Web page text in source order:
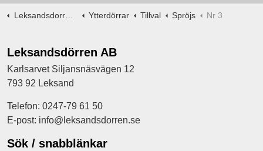
Leksandsdorren.se Ytterdörrar Tillval Spröjs Nr 3
Leksandsdörren AB
Karlsarvet Siljansnäsvägen 12
793 92 Leksand
Telefon: 0247-79 61 50
E-post: info@leksandsdorren.se
Sök / snabblänkar